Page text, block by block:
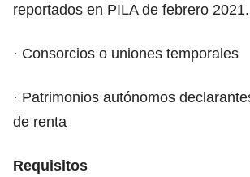
reportados en PILA de febrero 2021.
· Consorcios o uniones temporales
· Patrimonios autónomos
de renta
Requisitos